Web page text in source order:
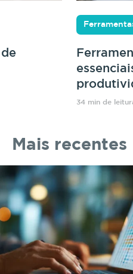
34 min de
Mais recentes